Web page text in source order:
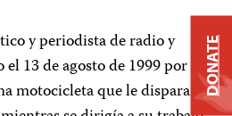
y periodista de radio y
13 de agosto de 1999 por dos
motocicleta que le dispararonDONATE